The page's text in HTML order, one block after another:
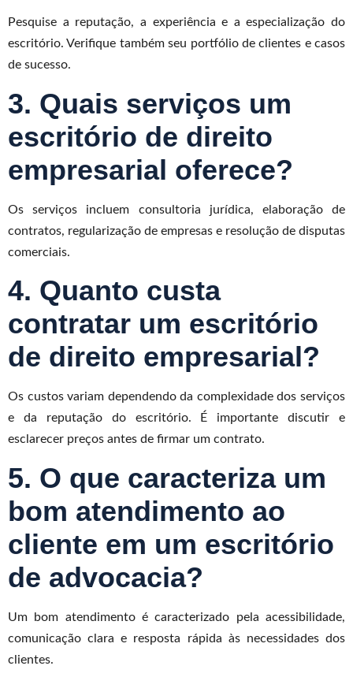
Pesquise a reputação, a experiência e a especialização do
escritório. Verifique também seu portfólio de clientes e casos
de sucesso.
3. Quais serviços um
escritório de direito
empresarial oferece?
Os serviços incluem consultoria jurídica, elaboração de
contratos, regularização de empresas e resolução de disputas
comerciais.
4. Quanto custa
contratar um escritório
de direito empresarial?
Os custos variam dependendo da complexidade dos serviços
e da reputação do escritório. É importante discutir e
esclarecer preços antes de firmar um contrato.
5. O que caracteriza um
bom atendimento ao
cliente em um escritório
de advocacia?
Um bom atendimento é caracterizado pela acessibilidade,
comunicação clara e resposta rápida às necessidades dos
clientes.